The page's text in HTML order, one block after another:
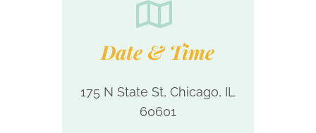
Date & Time
175 N State St, Chicago, IL
60601